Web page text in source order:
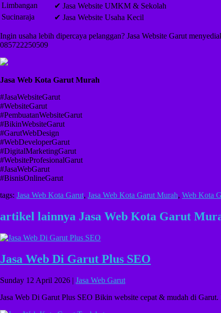
Limbangan
✔ Jasa Website UMKM & Sekolah
Sucinaraja
✔ Jasa Website Usaha Kecil
Ingin usaha lebih dipercaya pelanggan? Jasa Website Garut
085722250509
Jasa Web Kota Garut Murah
#JasaWebsiteGarut
#WebsiteGarut
#PembuatanWebsiteGarut
#BikinWebsiteGarut
#GarutWebDesign
#WebDeveloperGarut
#DigitalMarketingGarut
#WebsiteProfesionalGarut
#JasaWebGarut
#BisnisOnlineGarut
tags: Jasa Web Kota Garut, Jasa Web Kota Garut Murah, Web Kota
artikel lainnya Jasa Web Kota Garut
Jasa Web Di Garut Plus SEO
Sunday 12 April 2026 | Jasa Web Garut
Jasa Web Di Garut Plus SEO Bikin website cepat & mudah di